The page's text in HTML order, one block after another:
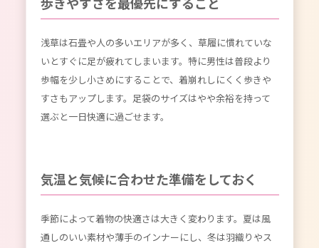
浅草は石畳や人の多いエリアが多く、草履に慣れていな
いとすぐに足が疲れてしまいます。特に男性は普段より
歩幅を少し小さめにすることで、着崩れしにくく歩きや
すさもアップします。足袋のサイズはやや余裕を持って
選ぶと一日快適に過ごせます。
気温と気候に合わせた準備をしておく
季節によって着物の快適さは大きく変わります。夏は風
通しのいい素材や薄手のインナーにし、冬は羽織りやス